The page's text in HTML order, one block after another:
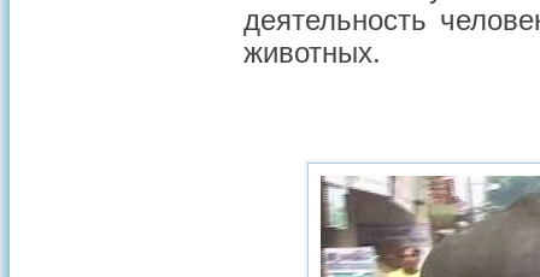
деятельность
животных.